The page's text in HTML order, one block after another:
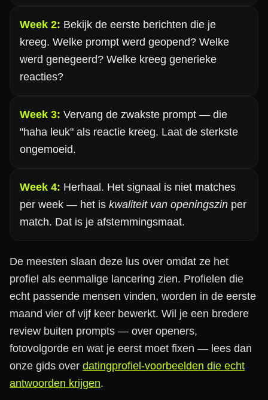
Week 2: Bekijk de eerste berichten die je
kreeg. Welke prompt werd geopend? Welke
werd genegeerd? Welke kreeg generieke
reacties?
Week 3: Vervang de zwakste prompt — die
"haha leuk" als reactie kreeg. Laat de sterkste
ongemoeid.
Week 4: Herhaal. Het signaal is niet matches
per week — het is kwaliteit van openingszin per
match. Dat is je afstemmingsmaat.
De meesten slaan deze lus over omdat ze het
profiel als eenmalige lancering zien. Profielen die
echt passende mensen vinden, worden in de eerste
maand vier of vijf keer bewerkt. Wil je een bredere
review buiten prompts — over openers,
fotovolgorde en wat je eerst moet fixen — lees dan
onze gids over datingprofiel-voorbeelden die echt
antwoorden krijgen.